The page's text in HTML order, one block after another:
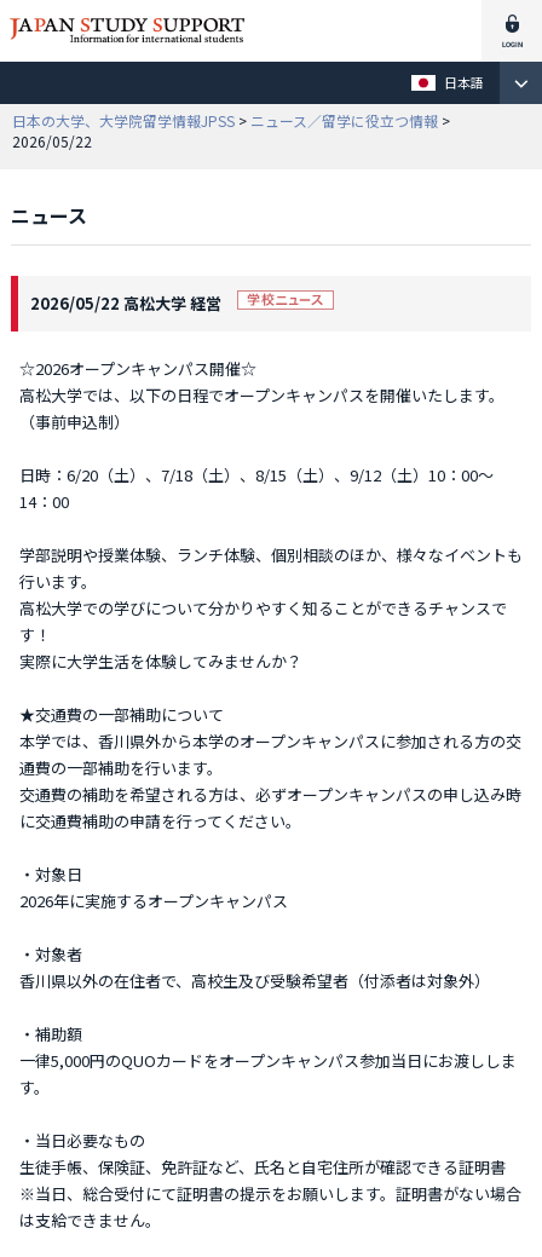
日本語
日本の大学、大学院留学情報JPSS > ニュース／留学に役立つ情報 >
2026/05/22
ニュース
2026/05/22 高松大学 経営
☆2026オープンキャンパス開催☆
高松大学では、以下の日程でオープンキャンパスを開催いたします。
（事前申込制）
日時：6/20（土）、7/18（土）、8/15（土）、9/12（土）10：00～
14：00
学部説明や授業体験、ランチ体験、個別相談のほか、様々なイベントも
行います。
高松大学での学びについて分かりやすく知ることができるチャンスで
す！
実際に大学生活を体験してみませんか？
★交通費の一部補助について
本学では、香川県外から本学のオープンキャンパスに参加される方の交
通費の一部補助を行います。
交通費の補助を希望される方は、必ずオープンキャンパスの申し込み時
に交通費補助の申請を行ってください。
・対象日
2026年に実施するオープンキャンパス
・対象者
香川県以外の在住者で、高校生及び受験希望者（付添者は対象外）
・補助額
一律5,000円のQUOカードをオープンキャンパス参加当日にお渡ししま
す。
・当日必要なもの
生徒手帳、保険証、免許証など、氏名と自宅住所が確認できる証明書
※当日、総合受付にて証明書の提示をお願いします。証明書がない場合
は支給できません。